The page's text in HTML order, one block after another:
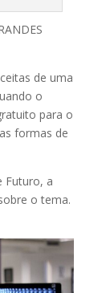
de uma
o
para o
formas de
Futuro, a
o tema.